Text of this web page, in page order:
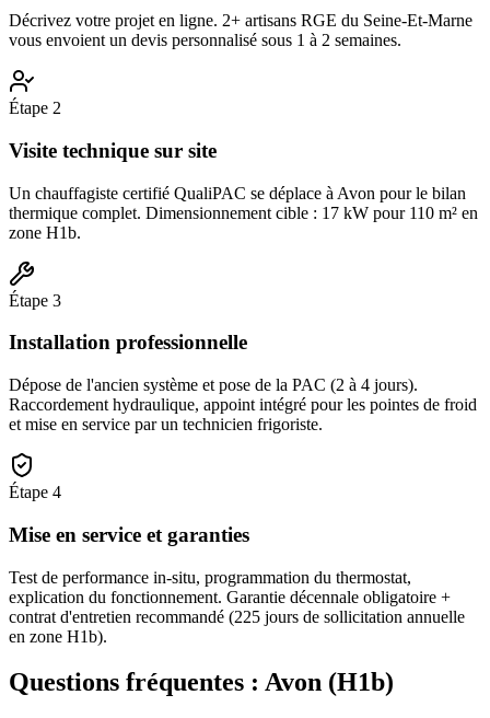
Décrivez votre projet en ligne. 2+ artisans RGE du Seine-Et-Marne
vous envoient un devis personnalisé sous 1 à 2 semaines.
Étape 2
Visite technique sur site
Un chauffagiste certifié QualiPAC se déplace à Avon pour le bilan
thermique complet. Dimensionnement cible : 17 kW pour 110 m² en
zone H1b.
Étape 3
Installation professionnelle
Dépose de l'ancien système et pose de la PAC (2 à 4 jours).
Raccordement hydraulique, appoint intégré pour les pointes de froid
et mise en service par un technicien frigoriste.
Étape 4
Mise en service et garanties
Test de performance in-situ, programmation du thermostat,
explication du fonctionnement. Garantie décennale obligatoire +
contrat d'entretien recommandé (225 jours de sollicitation annuelle
en zone H1b).
Questions fréquentes : Avon (H1b)